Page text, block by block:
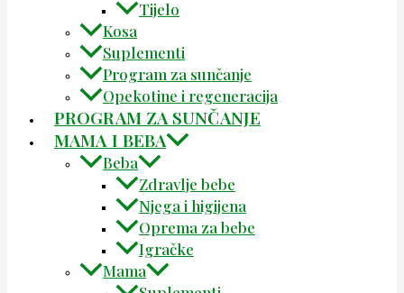
Tijelo
Kosa
Suplementi
Program za sunčanje
Opekotine i regeneracija
PROGRAM ZA SUNČANJE
MAMA I BEBA
Beba
Zdravlje bebe
Njega i higijena
Oprema za bebe
Igračke
Mama